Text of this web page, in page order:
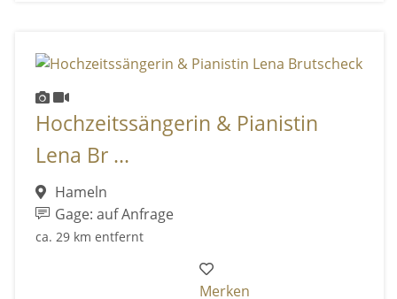
Hochzeitssängerin & Pianistin
Lena Br ...
Hameln
Gage: auf Anfrage
ca. 29 km entfernt
Merken